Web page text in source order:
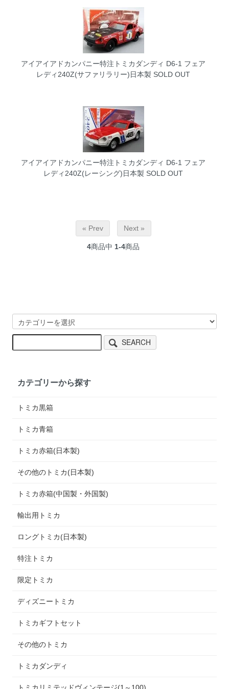
アイアイアドカンパニー特注トミカダンディ D6-1 フェア
レディ240Z(サファリラリー)日本製 SOLD OUT
アイアイアドカンパニー特注トミカダンディ D6-1 フェア
レディ240Z(レーシング)日本製 SOLD OUT
« Prev Next »
4商品中 1-4商品
SEARCH
カテゴリーから探す
トミカ黒箱
トミカ青箱
トミカ赤箱(日本製)
その他のトミカ(日本製)
トミカ赤箱(中国製・外国製)
輸出用トミカ
ロングトミカ(日本製)
特注トミカ
限定トミカ
ディズニートミカ
トミカギフトセット
その他のトミカ
トミカダンディ